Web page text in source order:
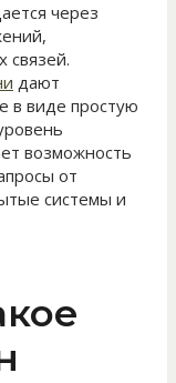
через
связей.
дают
в виде простую
возможность
от
системы и